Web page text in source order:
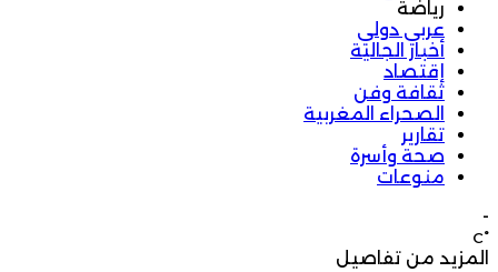
رياضة
عربي دولي
أخبار الجالية
إقتصاد
ثقافة وفن
الصحراء المغربية
تقارير
صحة وأسرة
منوعات
-
°C
المزيد من تفاصيل